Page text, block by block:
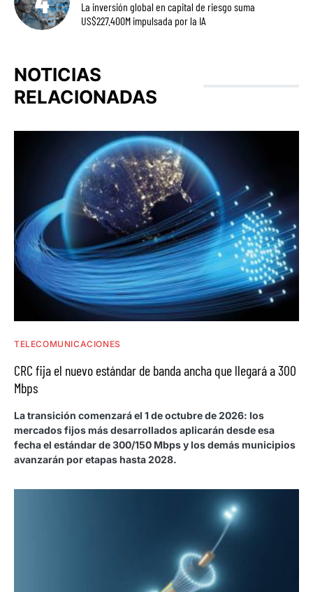
La inversión global en capital de riesgo suma
US$227.400M impulsada por la IA
NOTICIAS
RELACIONADAS
TELECOMUNICACIONES
CRC fija el nuevo estándar de banda ancha que llegará a 300
Mbps
La transición comenzará el 1 de octubre de 2026: los
mercados fijos más desarrollados aplicarán desde esa
fecha el estándar de 300/150 Mbps y los demás municipios
avanzarán por etapas hasta 2028.